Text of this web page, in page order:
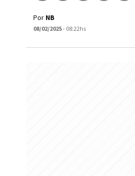
Por NB
08/02/2025- 08:22hs